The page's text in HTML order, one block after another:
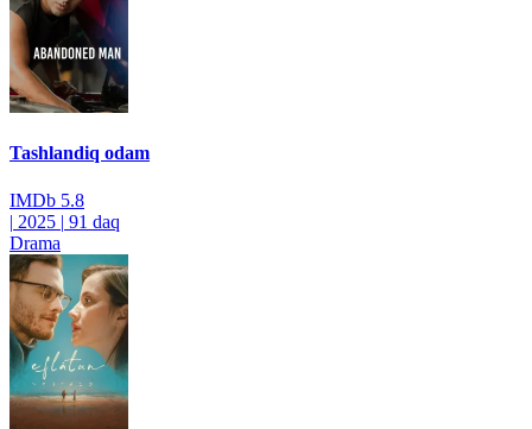
Tashlandiq odam
IMDb 5.8
| 2025 | 91 daq
Drama